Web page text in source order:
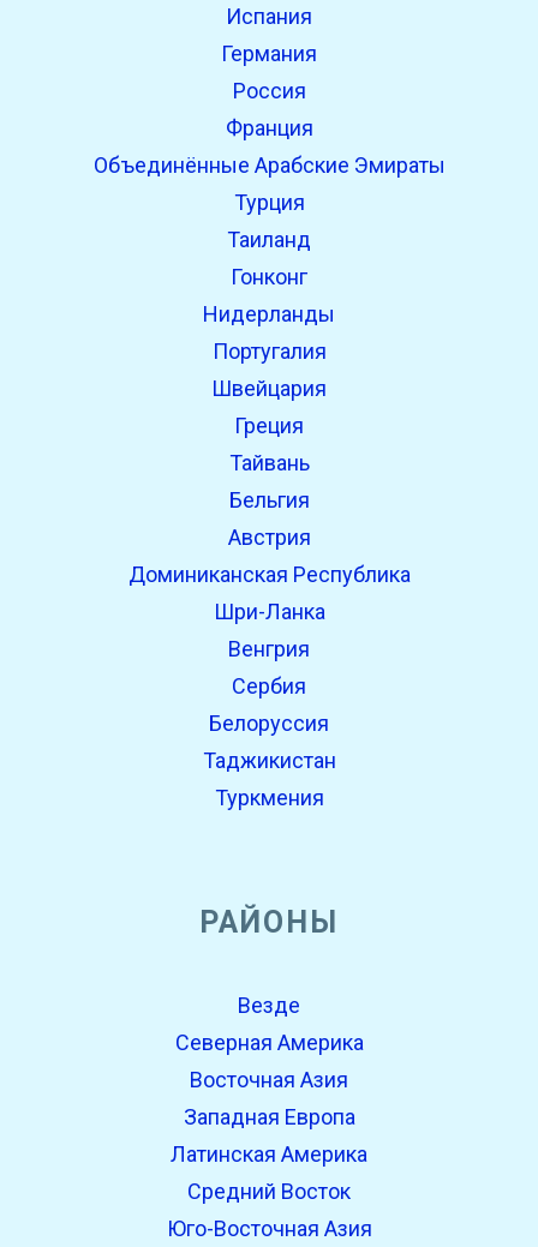
Испания
Германия
Россия
Франция
Объединённые Арабские Эмираты
Турция
Таиланд
Гонконг
Нидерланды
Португалия
Швейцария
Греция
Тайвань
Бельгия
Австрия
Доминиканская Республика
Шри-Ланка
Венгрия
Сербия
Белоруссия
Таджикистан
Туркмения
РАЙОНЫ
Везде
Северная Америка
Восточная Азия
Западная Европа
Латинская Америка
Средний Восток
Юго-Восточная Азия